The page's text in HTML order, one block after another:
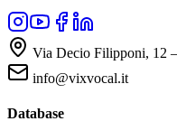
Via Decio Filipponi, 12
info@vixvocal.it
Database